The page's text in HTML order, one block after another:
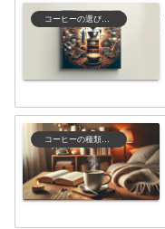
コーヒーの選び方と保存
コーヒーの種類と特徴